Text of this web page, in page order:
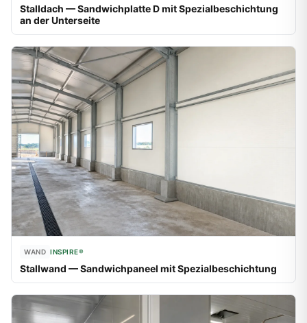
Stalldach — Sandwichplatte D mit Spezialbeschichtung
an der Unterseite
WAND INSPIRE®
Stallwand — Sandwichpaneel mit Spezialbeschichtung